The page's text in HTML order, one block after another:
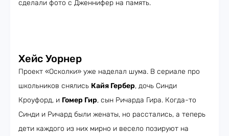
сделали фото с Дженнифер на память.
Хейс Уорнер
Проект «Осколки» уже наделал шума. В сериале про
школьников снялись Кайя Гербер, дочь Синди
Кроуфорд, и Гомер Гир, сын Ричарда Гира. Когда-то
Синди и Ричард были женаты, но расстались, а теперь
дети каждого из них мирно и весело позируют на